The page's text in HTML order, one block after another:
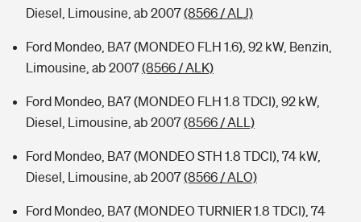
Diesel, Limousine, ab 2007(8566 / ALJ)
Ford Mondeo, BA7 (MONDEO FLH 1.6), 92 kW, Benzin,
Limousine, ab 2007(8566 / ALK)
Ford Mondeo, BA7 (MONDEO FLH 1.8 TDCI), 92 kW,
Diesel, Limousine, ab 2007(8566 / ALL)
Ford Mondeo, BA7 (MONDEO STH 1.8 TDCI), 74 kW,
Diesel, Limousine, ab 2007(8566 / ALO)
Ford Mondeo, BA7 (MONDEO TURNIER 1.8 TDCI), 74